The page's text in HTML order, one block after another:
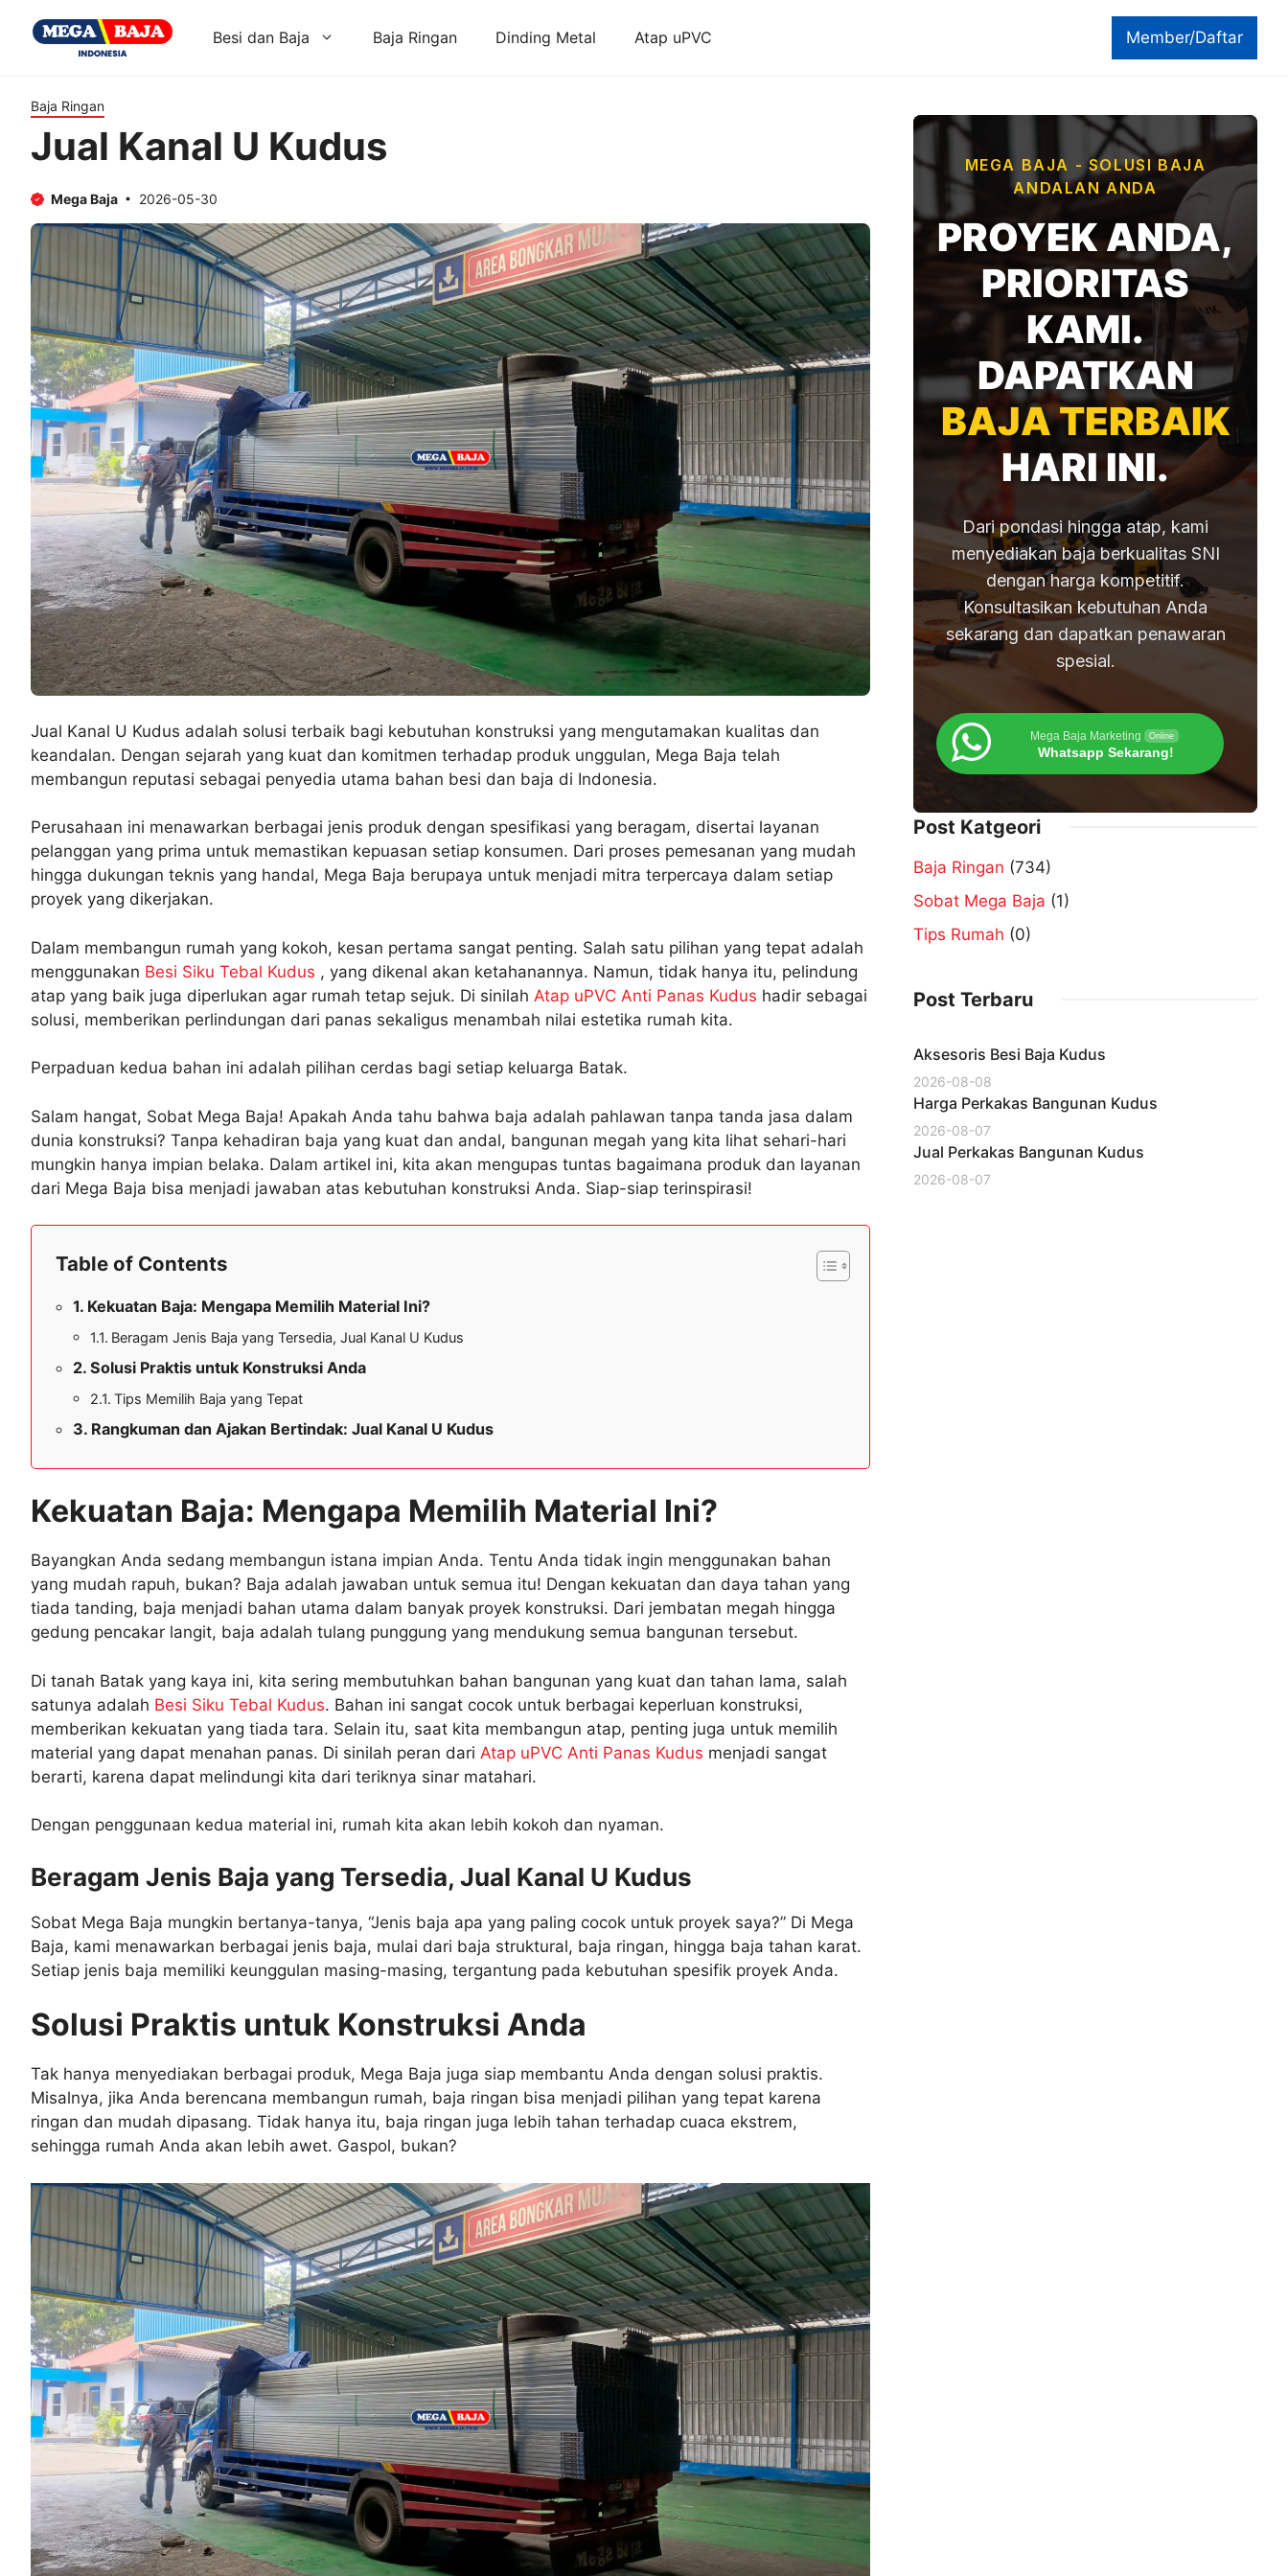
Member/Daftar
Besi dan Baja Baja Ringan Dinding Metal Atap uPVC
Baja Ringan
Jual Kanal U Kudus
Mega Baja 2026-05-30
Jual Kanal U Kudus adalah solusi terbaik bagi kebutuhan konstruksi yang mengutamakan kualitas dan
keandalan. Dengan sejarah yang kuat dan komitmen terhadap produk unggulan, Mega Baja telah
membangun reputasi sebagai penyedia utama bahan besi dan baja di Indonesia.
Perusahaan ini menawarkan berbagai jenis produk dengan spesifikasi yang beragam, disertai layanan
pelanggan yang prima untuk memastikan kepuasan setiap konsumen. Dari proses pemesanan yang mudah
hingga dukungan teknis yang handal, Mega Baja berupaya untuk menjadi mitra terpercaya dalam setiap
proyek yang dikerjakan.
Dalam membangun rumah yang kokoh, kesan pertama sangat penting. Salah satu pilihan yang tepat adalah
menggunakan Besi Siku Tebal Kudus , yang dikenal akan ketahanannya. Namun, tidak hanya itu, pelindung
atap yang baik juga diperlukan agar rumah tetap sejuk. Di sinilah Atap uPVC Anti Panas Kudus hadir sebagai
solusi, memberikan perlindungan dari panas sekaligus menambah nilai estetika rumah kita.
Perpaduan kedua bahan ini adalah pilihan cerdas bagi setiap keluarga Batak.
Salam hangat, Sobat Mega Baja! Apakah Anda tahu bahwa baja adalah pahlawan tanpa tanda jasa dalam
dunia konstruksi? Tanpa kehadiran baja yang kuat dan andal, bangunan megah yang kita lihat sehari-hari
mungkin hanya impian belaka. Dalam artikel ini, kita akan mengupas tuntas bagaimana produk dan layanan
dari Mega Baja bisa menjadi jawaban atas kebutuhan konstruksi Anda. Siap-siap terinspirasi!
Table of Contents
Kekuatan Baja: Mengapa Memilih Material Ini?
Beragam Jenis Baja yang Tersedia, Jual Kanal U Kudus
Solusi Praktis untuk Konstruksi Anda
Tips Memilih Baja yang Tepat
Rangkuman dan Ajakan Bertindak: Jual Kanal U Kudus
Kekuatan Baja: Mengapa Memilih Material Ini?
Bayangkan Anda sedang membangun istana impian Anda. Tentu Anda tidak ingin menggunakan bahan
yang mudah rapuh, bukan? Baja adalah jawaban untuk semua itu! Dengan kekuatan dan daya tahan yang
tiada tanding, baja menjadi bahan utama dalam banyak proyek konstruksi. Dari jembatan megah hingga
gedung pencakar langit, baja adalah tulang punggung yang mendukung semua bangunan tersebut.
Di tanah Batak yang kaya ini, kita sering membutuhkan bahan bangunan yang kuat dan tahan lama, salah
satunya adalah Besi Siku Tebal Kudus. Bahan ini sangat cocok untuk berbagai keperluan konstruksi,
memberikan kekuatan yang tiada tara. Selain itu, saat kita membangun atap, penting juga untuk memilih
material yang dapat menahan panas. Di sinilah peran dari Atap uPVC Anti Panas Kudus menjadi sangat
berarti, karena dapat melindungi kita dari teriknya sinar matahari.
Dengan penggunaan kedua material ini, rumah kita akan lebih kokoh dan nyaman.
Beragam Jenis Baja yang Tersedia, Jual Kanal U Kudus
Sobat Mega Baja mungkin bertanya-tanya, “Jenis baja apa yang paling cocok untuk proyek saya?” Di Mega
Baja, kami menawarkan berbagai jenis baja, mulai dari baja struktural, baja ringan, hingga baja tahan karat.
Setiap jenis baja memiliki keunggulan masing-masing, tergantung pada kebutuhan spesifik proyek Anda.
Solusi Praktis untuk Konstruksi Anda
Tak hanya menyediakan berbagai produk, Mega Baja juga siap membantu Anda dengan solusi praktis.
Misalnya, jika Anda berencana membangun rumah, baja ringan bisa menjadi pilihan yang tepat karena
ringan dan mudah dipasang. Tidak hanya itu, baja ringan juga lebih tahan terhadap cuaca ekstrem,
sehingga rumah Anda akan lebih awet. Gaspol, bukan?
MEGA BAJA - SOLUSI BAJA
ANDALAN ANDA
PROYEK ANDA,
PRIORITAS
KAMI.
DAPATKAN
BAJA TERBAIK
HARI INI.
Dari pondasi hingga atap, kami
menyediakan baja berkualitas SNI
dengan harga kompetitif.
Konsultasikan kebutuhan Anda
sekarang dan dapatkan penawaran
spesial.
Mega Baja Marketing Online
Whatsapp Sekarang!
Post Katgeori
Baja Ringan (734)
Sobat Mega Baja (1)
Tips Rumah (0)
Post Terbaru
Aksesoris Besi Baja Kudus
2026-08-08
Harga Perkakas Bangunan Kudus
2026-08-07
Jual Perkakas Bangunan Kudus
2026-08-07